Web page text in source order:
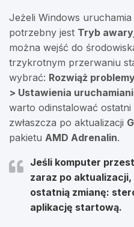
Jeżeli Windows
potrzebny jest Tryb
można wejść do
trzykrotnym przerwaniu
wybrać: Rozwiąż
> Ustawienia
warto odinstalować
zwłaszcza po aktualizacji
pakietu AMD Adrenalin.
Jeśli komputer
zaraz po
ostatnią zmianę:
aplikację startową.